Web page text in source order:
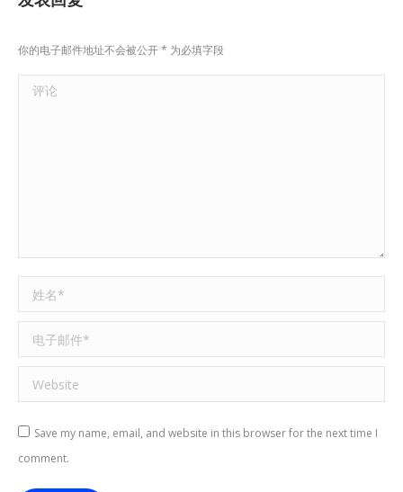
你的电子邮件地址不会被公开* 为必填字段
评论
姓名 *
电子邮件 *
Website
Save my name, email, and website in this browser for the next time I
comment.